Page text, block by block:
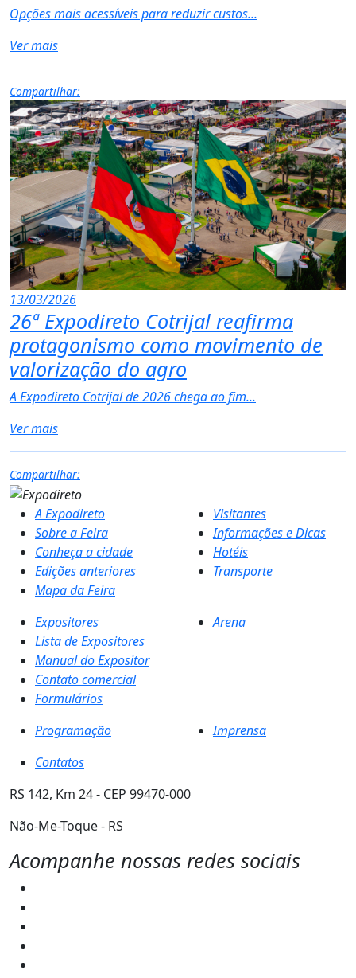
Opções mais acessíveis para reduzir custos...
Ver mais
Compartilhar:
13/03/2026
26ª Expodireto Cotrijal reafirma
protagonismo como movimento de
valorização do agro
A Expodireto Cotrijal de 2026 chega ao fim...
Ver mais
Compartilhar:
A Expodireto
Sobre a Feira
Conheça a cidade
Edições anteriores
Mapa da Feira
Visitantes
Informações e Dicas
Hotéis
Transporte
Expositores
Lista de Expositores
Manual do Expositor
Contato comercial
Formulários
Arena
Programação
Imprensa
Contatos
RS 142, Km 24 - CEP 99470-000
Não-Me-Toque - RS
Acompanhe nossas redes sociais